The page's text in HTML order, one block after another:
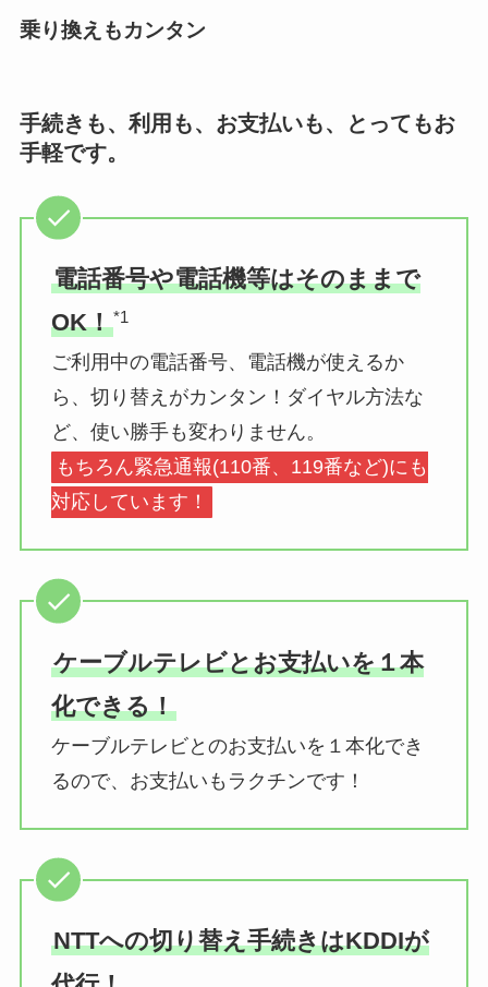
乗り換えもカンタン
手続きも、利用も、お支払いも、とってもお
手軽です。
電話番号や電話機等はそのままで
OK！*1
ご利用中の電話番号、電話機が使えるか
ら、切り替えがカンタン！ダイヤル方法な
ど、使い勝手も変わりません。
もちろん緊急通報(110番、119番など)にも
対応しています！
ケーブルテレビとお支払いを１本
化できる！
ケーブルテレビとのお支払いを１本化でき
るので、お支払いもラクチンです！
NTTへの切り替え手続きはKDDIが